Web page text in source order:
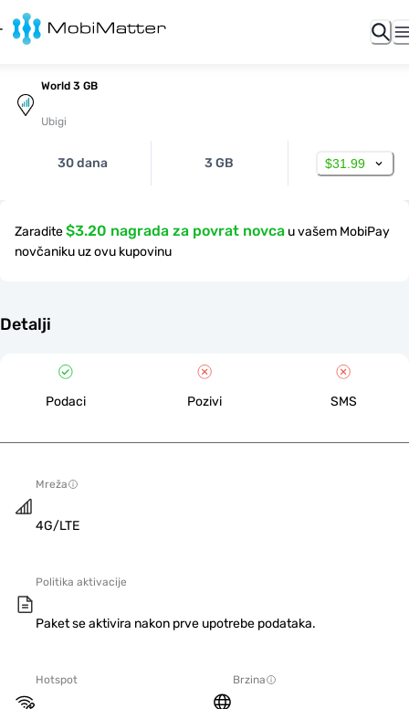
World 3 GB
Ubigi
30 dana 3 GB $31.99
Zaradite$3.20 nagrada za povrat novca u vašem MobiPay
novčaniku uz ovu kupovinu
Detalji
Podaci Pozivi SMS
Mreža
4G/LTE
Politika aktivacije
Paket se aktivira nakon prve upotrebe podataka.
Hotspot Brzina